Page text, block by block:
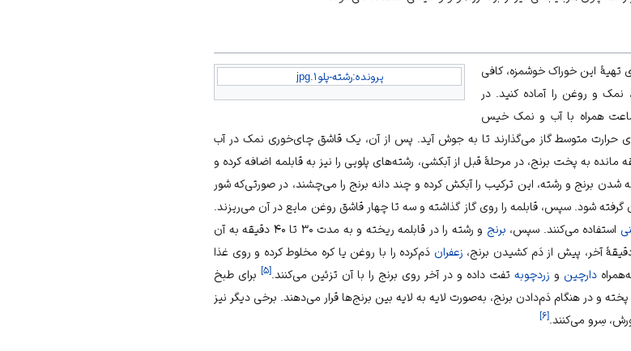
پرونده:رشته-پلو۱.jpg
تهیهٔ این خوراک خوشمزه، کافی
نمک و روغن را آماده کنید. در
همراه با آب و نمک خیس
حرارت متوسط گاز می‌گذارند تا به جوش آید. پس از آن، یک قاشق چای‌خوری نمک در آب
به پخت برنج، در مرحلهٔ قبل از آبکشی، رشته‌های پلویی را نیز به قابلمه اضافه کرده و
برنج و رشته، این ترکیب را آبکش کرده و چند دانه برنج را می‌چشند، در صورتی‌که شور
گرفته شود. سپس، قابلمه را روی گاز گذاشته و سه تا چهار قاشق روغن مایع در آن می‌ریزند.
استفاده می‌کنند. سپس، برنج
و رشته را در قابلمه ریخته و به مدت ۳۰ تا ۴۰ دقیقه به آن
زعفران دَم‌کرده را با روغن یا کره مخلوط کرده و روی غذا
دارچین و زردچوبه تفت داده و در آخر روی برنج را با آن تزئین می‌کنند.[۵]برای طبخ
و در هنگام دَم‌دادن برنج، به‌صورت لایه به لایه بین برنج‌ها قرار می‌دهند. برخی دیگر نیز
سِرو می‌کنند.[۶]